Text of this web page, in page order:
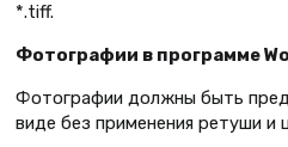
*.tiff.
Фотографии в программе
Фотографии должны быть
виде без применения ретуши и